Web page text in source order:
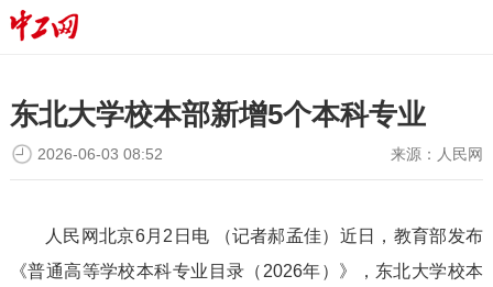
东北大学校本部新增5个本科专业
来源： 人民网
2026-06-03 08:52
人民网北京6月2日电 （记者郝孟佳）近日，教育部发布
《普通高等学校本科专业目录（2026年）》，东北大学校本